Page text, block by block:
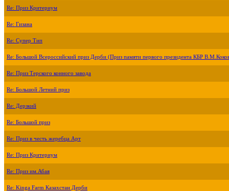
Re: Приз Критериум
Re: Гизана
Re: Супер Тип
Re: Большой Всероссийский приз Дерби (Приз памяти первого президента КБР
Re: Приз Терского конного завода
Re: Большой Летний приз
Re: Дерзкий
Re: Большой приз
Re: Приз в честь жеребца Арт
Re: Приз Критериум
Re: Приз им.Абая
Re: Kinga Farm Казахстан Дерби